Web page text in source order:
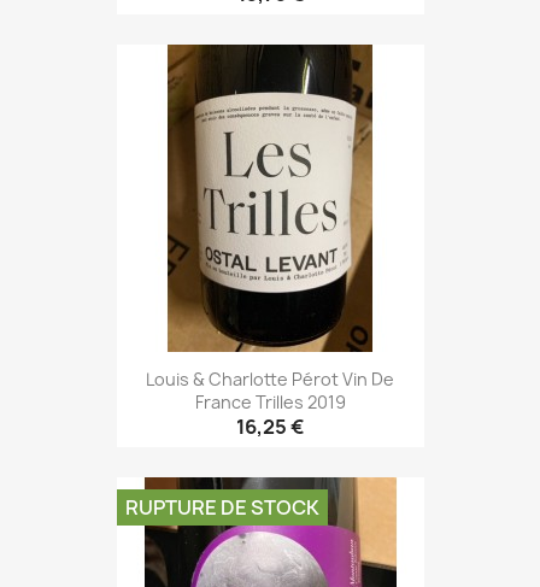
Louis & Charlotte Pérot Vin De
France Trilles 2019
16,25 €
RUPTURE DE STOCK